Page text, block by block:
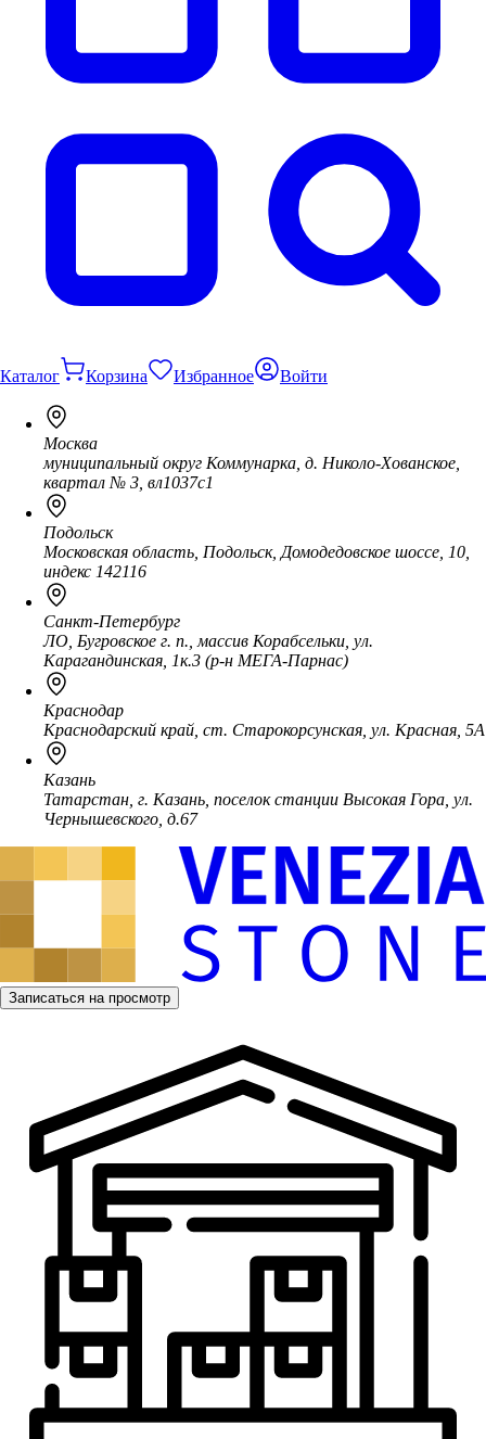
Каталог Корзина Избранное Войти
Москва
муниципальный округ Коммунарка, д. Николо-Хованское,
квартал № 3, вл1037с1
Подольск
Московская область, Подольск, Домодедовское шоссе, 10,
индекс 142116
Санкт-Петербург
ЛО, Бугровское г. п., массив Корабсельки, ул.
Карагандинская, 1к.3 (р-н МЕГА-Парнас)
Краснодар
Краснодарский край, ст. Старокорсунская, ул. Красная, 5А
Казань
Татарстан, г. Казань, поселок станции Высокая Гора, ул.
Чернышевского, д.67
Записаться на просмотр